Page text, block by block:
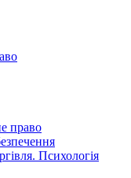
право
Психологія